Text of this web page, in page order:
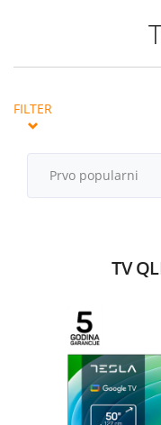
Akcije
Podrška
FILTER
TV